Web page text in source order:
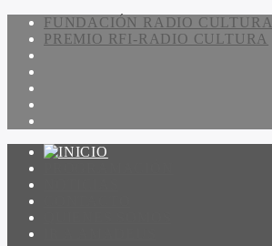
FUNDACIÓN RADIO CULTURA
PREMIO RFI-RADIO CULTURA